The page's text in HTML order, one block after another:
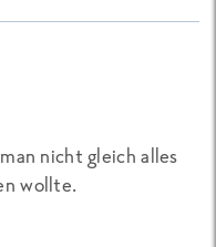
nicht gleich alles
wollte.